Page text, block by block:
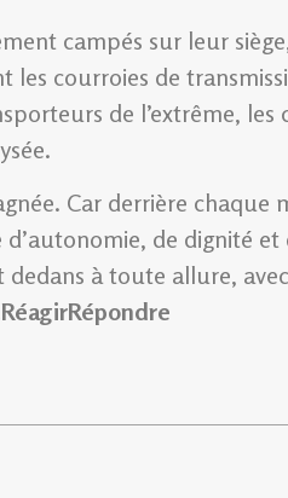
campés sur leur
courroies de
de l’extrême, les
Car derrière chaque
de dignité et
à toute allure,
RéagirRépondre